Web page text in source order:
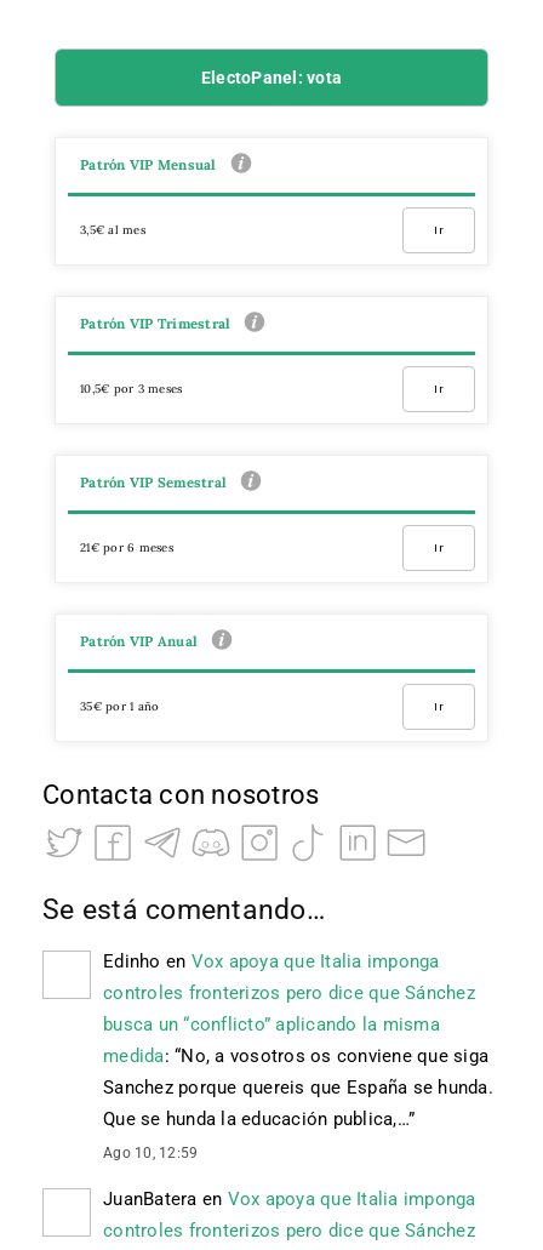
ElectoPanel: vota
Patrón VIP Mensual
3,5€ al mes Ir
Patrón VIP Trimestral
10,5€ por 3 meses Ir
Patrón VIP Semestral
21€ por 6 meses Ir
Patrón VIP Anual
35€ por 1 año Ir
Contacta con nosotros
Se está comentando…
Edinho en Vox apoya que Italia imponga
controles fronterizos pero dice que Sánchez
busca un “conflicto” aplicando la misma
medida: “No, a vosotros os conviene que siga
Sanchez porque quereis que España se hunda.
Que se hunda la educación publica,…”
Ago 10, 12:59
JuanBatera en Vox apoya que Italia imponga
controles fronterizos pero dice que Sánchez